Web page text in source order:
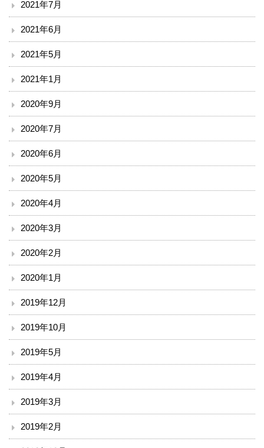
漢方・疼痛緩和科
ドック・健診
地域連携・相談
入退院支援センター
地域医療連携室
患者相談窓口
赤十字講習・講演会等のお知らせ
ボランティア
臨床研究について
治験事務局
南斗六星研修ネットひろしま（広島中山間地病院連携）
備北メディカルネットワーク
2021年7月
2021年6月
2021年5月
2021年1月
2020年9月
2020年7月
2020年6月
2020年5月
2020年4月
2020年3月
2020年2月
2020年1月
2019年12月
2019年10月
2019年5月
2019年4月
2019年3月
2019年2月